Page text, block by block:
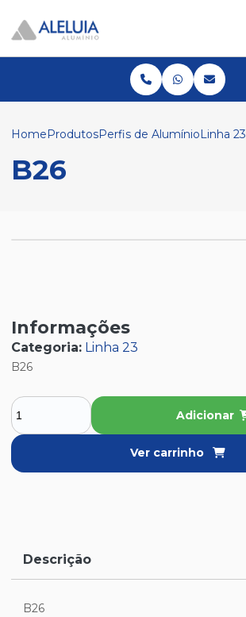
HomeProdutosPerfis de AlumínioLinha 23
B26
Informações
Categoria: Linha 23
B26
Adicionar
Ver carrinho
Descrição
B26